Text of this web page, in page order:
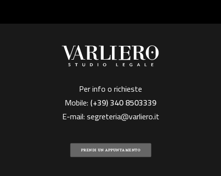
Per info o richieste
Mobile: (+39)340 8503339
E-mail:segreteria@varliero.it
PRENDI UN APPUNTAMENTO